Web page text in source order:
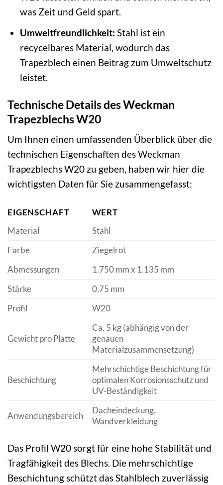
was Zeit und Geld spart.
Umweltfreundlichkeit: Stahl ist ein
recycelbares Material, wodurch das
Trapezblech einen Beitrag zum Umweltschutz
leistet.
Technische Details des Weckman
Trapezblechs W20
Um Ihnen einen umfassenden Überblick über die
technischen Eigenschaften des Weckman
Trapezblechs W20 zu geben, haben wir hier die
wichtigsten Daten für Sie zusammengefasst:
EIGENSCHAFT
WERT
Material
Stahl
Farbe
Ziegelrot
Abmessungen
1.750 mm x 1.135 mm
Stärke
0,75 mm
Profil
W20
Gewicht pro Platte
Ca. 5 kg (abhängig von der
genauen
Materialzusammensetzung)
Beschichtung
Mehrschichtige Beschichtung für
optimalen Korrosionsschutz und
UV-Beständigkeit
Anwendungsbereich
Dacheindeckung,
Wandverkleidung
Das Profil W20 sorgt für eine hohe Stabilität und
Tragfähigkeit des Blechs. Die mehrschichtige
Beschichtung schützt das Stahlblech zuverlässig